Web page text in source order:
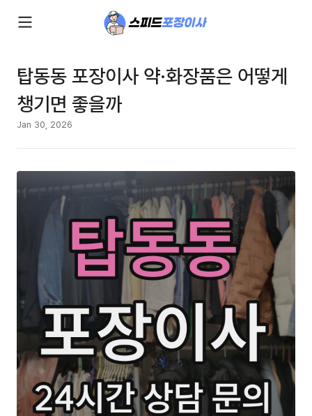
탑동동 포장이사 약·화장품은 어떻게
챙기면 좋을까
Jan 30, 2026